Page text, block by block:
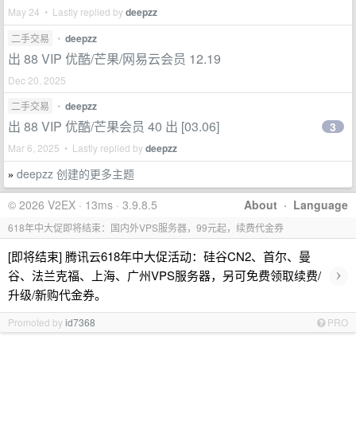
May 24 • Lastly replied bydeepzz
二手交易 • deepzz
出 88 VIP 优酷/芒果/网易云会员 12.19
Dec 20, 2025
二手交易
• deepzz
出 88 VIP 优酷/芒果会员 40 出 [03.06]
Mar 6, 2025 • Lastly replied bydeepzz
3
» deepzz 创建的更多主题
About · Language
© 2026 V2EX · 13ms · 3.9.8.5
618年中大促即将结束：国内外VPS服务器，99元起，续费代金券
[即将结束] 腾讯云618年中大促活动：硅谷CN2、首尔、曼
谷、法兰克福、上海、广州VPS服务器，另可免费领取续费/
升级/新购代金券。
›
Promoted byid7368 PRO